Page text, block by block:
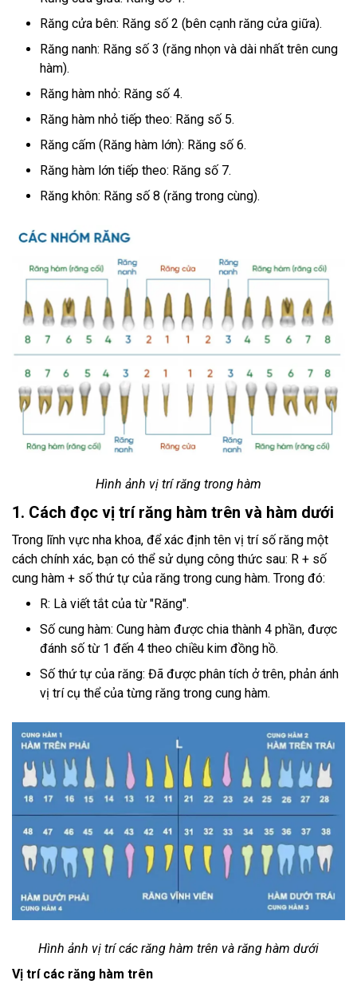
Răng cửa bên: Răng số 2 (bên cạnh răng cửa giữa).
Răng nanh: Răng số 3 (răng nhọn và dài nhất trên cung
hàm).
Răng hàm nhỏ: Răng số 4.
Răng hàm nhỏ tiếp theo: Răng số 5.
Răng cấm (Răng hàm lớn): Răng số 6.
Răng hàm lớn tiếp theo: Răng số 7.
Răng khôn: Răng số 8 (răng trong cùng).
Hình ảnh vị trí răng trong hàm
1. Cách đọc vị trí răng hàm trên và hàm dưới
Trong lĩnh vực nha khoa, để xác định tên vị trí số răng một
cách chính xác, bạn có thể sử dụng công thức sau: R + số
cung hàm + số thứ tự của răng trong cung hàm. Trong đó:
R: Là viết tắt của từ "Răng".
Số cung hàm: Cung hàm được chia thành 4 phần, được
đánh số từ 1 đến 4 theo chiều kim đồng hồ.
Số thứ tự của răng: Đã được phân tích ở trên, phản ánh
vị trí cụ thể của từng răng trong cung hàm.
Hình ảnh vị trí các răng hàm trên và răng hàm dưới
Vị trí các răng hàm trên